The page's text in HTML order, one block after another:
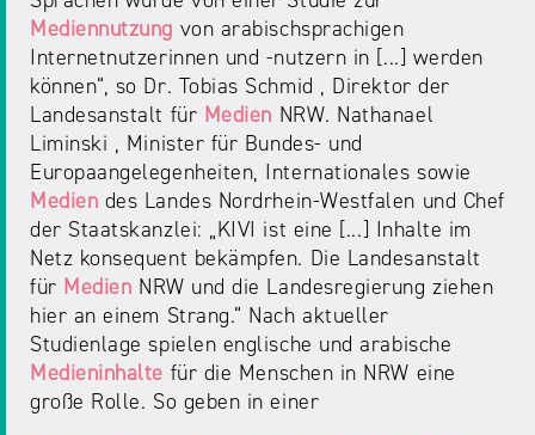
Elternabende
Mediennutzung von arabischsprachigen
Internetnutzerinnen und -nutzern in [...] werden
können“, so Dr. Tobias Schmid , Direktor der
Landesanstalt für Medien NRW. Nathanael
Liminski , Minister für Bundes- und
Europaangelegenheiten, Internationales sowie
Medien des Landes Nordrhein-Westfalen und Chef
der Staatskanzlei: „KIVI ist eine [...] Inhalte im
Netz konsequent bekämpfen. Die Landesanstalt
für Medien NRW und die Landesregierung ziehen
hier an einem Strang.“ Nach aktueller
Studienlage spielen englische und arabische
Medieninhalte für die Menschen in NRW eine
große Rolle. So geben in einer